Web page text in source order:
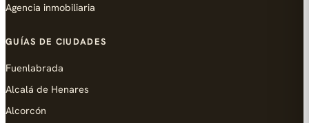
Agencia inmobiliaria
GUÍAS DE CIUDADES
Fuenlabrada
Alcalá de Henares
Alcorcón